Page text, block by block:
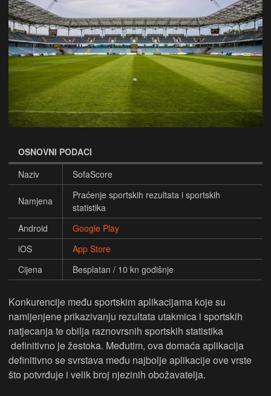
OSNOVNI PODACI
Naziv
SofaScore
Namjena
Praćenje sportskih rezultata i sportskih
statistika
Android
Google Play
iOS
App Store
Cijena
Besplatan / 10 kn godišnje
Konkurencije među sportskim aplikacijama koje su
namijenjene prikazivanju rezultata utakmica i sportskih
natjecanja te obilja raznovrsnih sportskih statistika
definitivno je žestoka. Međutim, ova domaća aplikacija
definitivno se svrstava među najbolje aplikacije ove vrste
što potvrđuje i velik broj njezinih obožavatelja.